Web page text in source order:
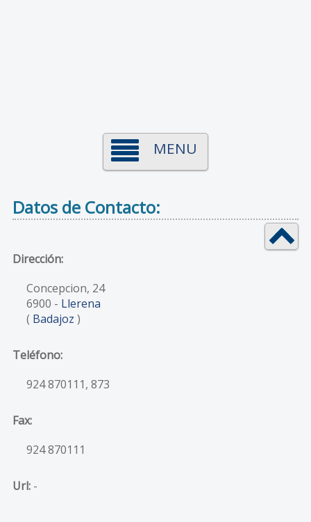
MENU
Datos de Contacto:
Dirección:
Concepcion, 24
6900 - Llerena
( Badajoz )
Teléfono:
924 870111, 873
Fax:
924 870111
Url:-